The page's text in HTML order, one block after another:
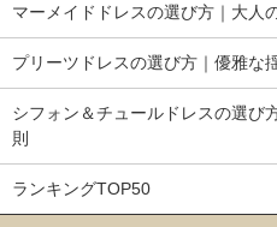
マーメイドドレスの選び方｜大人
プリーツドレスの選び方｜優雅な
シフォン＆チュールドレスの選び
則
ランキングTOP50